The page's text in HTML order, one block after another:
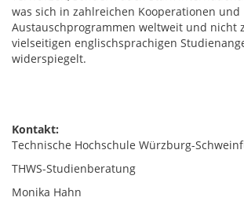
was sich in zahlreichen Kooperationen und
Austauschprogrammen weltweit und nicht
vielseitigen englischsprachigen
widerspiegelt.
Kontakt:
Technische Hochschule Würzburg-
THWS-Studienberatung
Monika Hahn